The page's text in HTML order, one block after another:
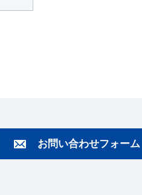
お問い合わせフォーム